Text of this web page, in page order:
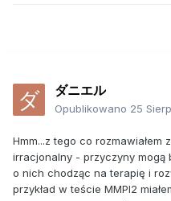
ダニエル
Opublikowano 25
Hmm...z tego co
irracjonalny - przyczyny mogą
o nich chodząc na terapię i
przykład w teście MMPI2